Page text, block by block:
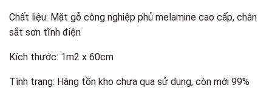
Chất liệu: Mặt gỗ công nghiệp phủ melamine cao cấp, chân
sắt sơn tĩnh điện
Kích thước: 1m2 x 60cm
Tình trạng: Hàng tồn kho chưa qua sử dụng, còn mới 99%